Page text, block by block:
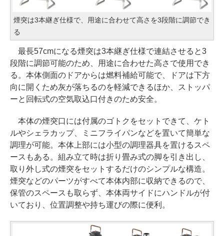
煙突は3本継ぎ仕様で、用途に合わせて高さを3段階に調節でき
る
最長57cmになる煙突は3本継ぎ仕様で連結させると3
段階に調節可能のため、用途に合わせた高さで使用でき
る。本体側面のドアからは燃料補給可能で、ドアは下方
向に開くため灰が落ちるのを軽減できるほか、ストッパ
ーと回転式の空気取込口付きのため安全。
本体の煙突口には付属のゴトクをセットできて、ケト
ルやシェラカップ、ミニフライパンなどを置いて簡単な
調理が可能。本体上部には小型の調理器具を置けるスペ
ースもある。組み立て時は折り畳み式の脚を引き出し、
取り外し式の煙突をセットするだけのシンプルな構造。
煙突などのパーツがすべて本体内部に収納できるので、
保管のスペースも取らず、本体両サイドにハンドルが付
いており、位置調整や持ち運びの際に便利。